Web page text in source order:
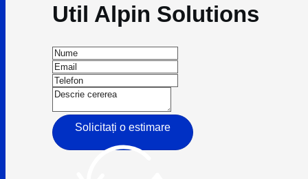
Util Alpin Solutions
Solicitați o estimare